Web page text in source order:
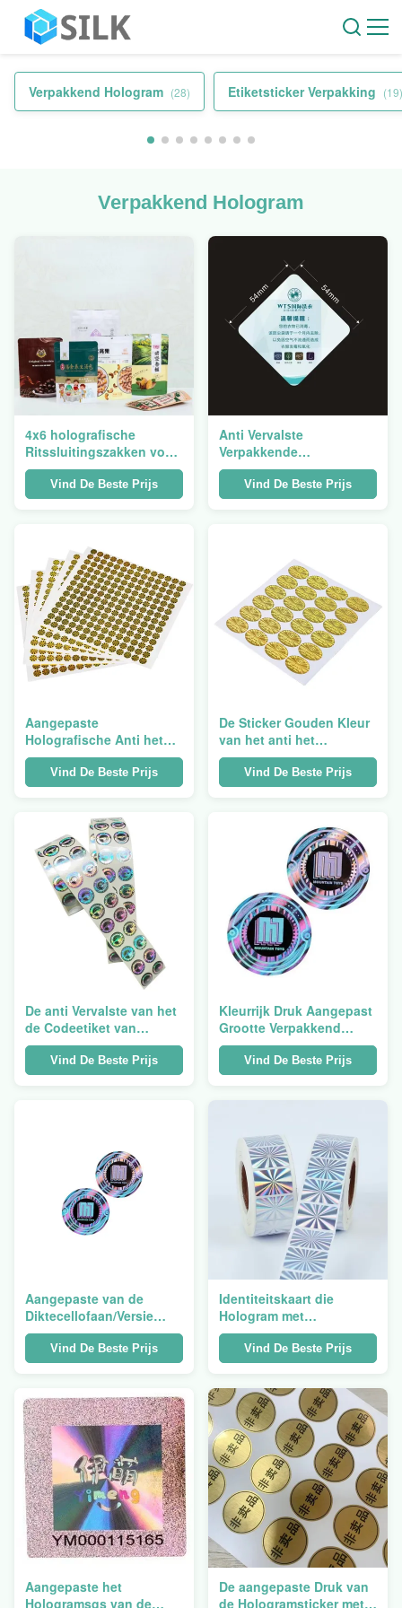
Verpakkend Hologram (28) Etiketsticker Verpakking (19)
Verpakkend Hologram
4x6 holografische
Ritssluitingszakken voor
Verpakkend Resealable
Mini Frosted Reusable
Vind De Beste Prijs
Anti Vervalste
Verpakkende
Hologramsticker die
Vinyl10ml Vial For
Medicine Glass Bottle
Vind De Beste Prijs
Aangepaste
Holografische Anti het
Vervalsen Sticker
pp/pvc/HUISDIER/Document
Vind De Beste Prijs
De Sticker Gouden Kleur
van het anti het
Vervalsen Douane 3D
Hologram
Vind De Beste Prijs
De anti Vervalste van het
de Codeetiket van
Hologramqr Controle van
de de Stickerveiligheid
Vind De Beste Prijs
Kleurrijk Druk Aangepast
Grootte Verpakkend
Hologram met
Cellofaan/Versiedocument
Vind De Beste Prijs
Aangepaste van de
Diktecellofaan/Versie
Document
Hologrametiketten voor
Verpakking
Vind De Beste Prijs
Identiteitskaart die
Hologram met
Glanzend/Steen/Berijpte
Oppervlakte verpakken
Vind De Beste Prijs
Aangepaste het
Hologramsgs van de
De aangepaste Druk van
de Hologramsticker met